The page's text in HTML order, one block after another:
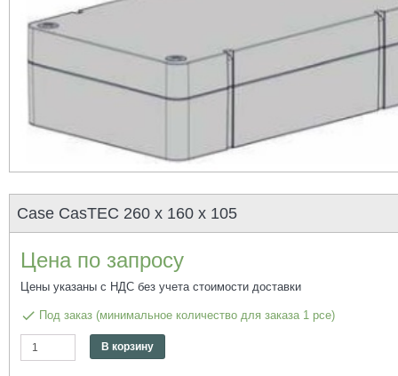
Case CasTEC 260 x 160 x 105
Цена по запросу
Цены указаны с НДС без учета стоимости доставки
done Под заказ (минимальное количество для заказа 1 pce)
Количество
Case
В корзину